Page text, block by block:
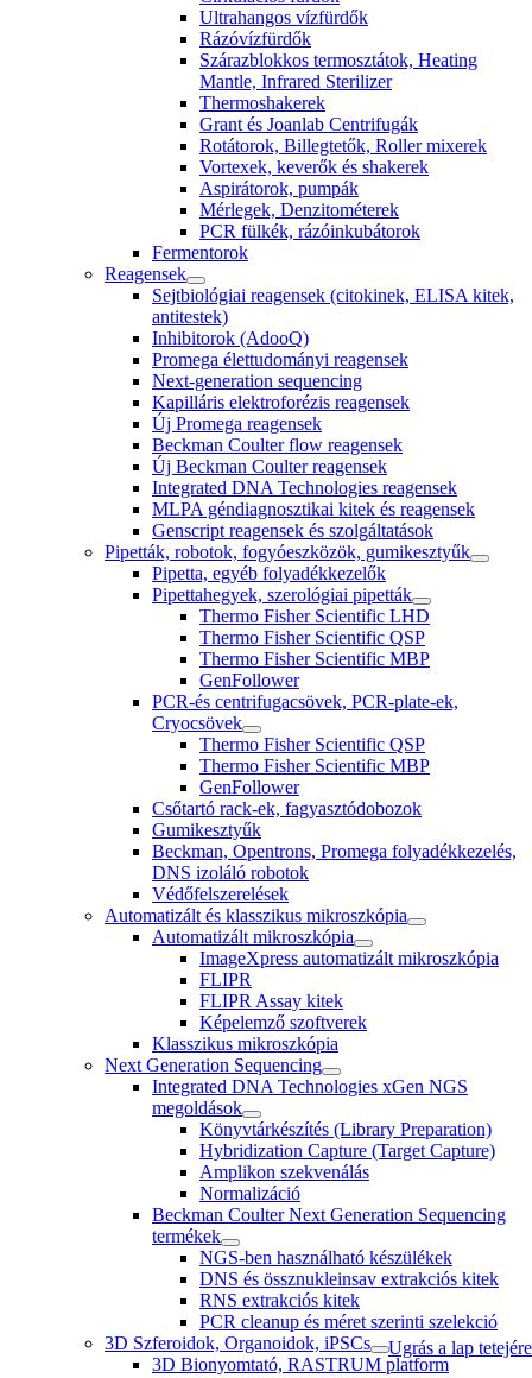
Ultrahangos vízfürdők
Rázóvízfürdők
Szárazblokkos termosztátok, Heating
Mantle, Infrared Sterilizer
Thermoshakerek
Grant és Joanlab Centrifugák
Rotátorok, Billegtetők, Roller mixerek
Vortexek, keverők és shakerek
Aspirátorok, pumpák
Mérlegek, Denzitométerek
PCR fülkék, rázóinkubátorok
Fermentorok
Reagensek
Sejtbiológiai reagensek (citokinek, ELISA kitek,
antitestek)
Inhibitorok (AdooQ)
Promega élettudományi reagensek
Next-generation sequencing
Kapilláris elektroforézis reagensek
Új Promega reagensek
Beckman Coulter flow reagensek
Új Beckman Coulter reagensek
Integrated DNA Technologies reagensek
MLPA géndiagnosztikai kitek és reagensek
Genscript reagensek és szolgáltatások
Pipetták, robotok, fogyóeszközök, gumikesztyűk
Pipetta, egyéb folyadékkezelők
Pipettahegyek, szerológiai pipetták
Thermo Fisher Scientific LHD
Thermo Fisher Scientific QSP
Thermo Fisher Scientific MBP
GenFollower
PCR-és centrifugacsövek, PCR-plate-ek,
Cryocsövek
Thermo Fisher Scientific QSP
Thermo Fisher Scientific MBP
GenFollower
Csőtartó rack-ek, fagyasztódobozok
Gumikesztyűk
Beckman, Opentrons, Promega folyadékkezelés,
DNS izoláló robotok
Védőfelszerelések
Automatizált és klasszikus mikroszkópia
Automatizált mikroszkópia
ImageXpress automatizált mikroszkópia
FLIPR
FLIPR Assay kitek
Képelemző szoftverek
Klasszikus mikroszkópia
Next Generation Sequencing
Integrated DNA Technologies xGen NGS
megoldások
Könyvtárkészítés (Library Preparation)
Hybridization Capture (Target Capture)
Amplikon szekvenálás
Normalizáció
Beckman Coulter Next Generation Sequencing
termékek
NGS-ben használható készülékek
DNS és össznukleinsav extrakciós kitek
RNS extrakciós kitek
PCR cleanup és méret szerinti szelekció
3D Szferoidok, Organoidok, iPSCs
3D Bionyomtató, RASTRUM platform
Ugrás a lap tetejére